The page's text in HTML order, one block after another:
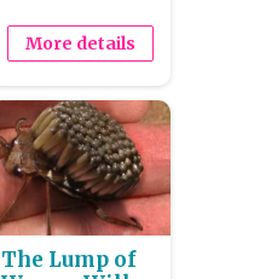
More details
The Lump of